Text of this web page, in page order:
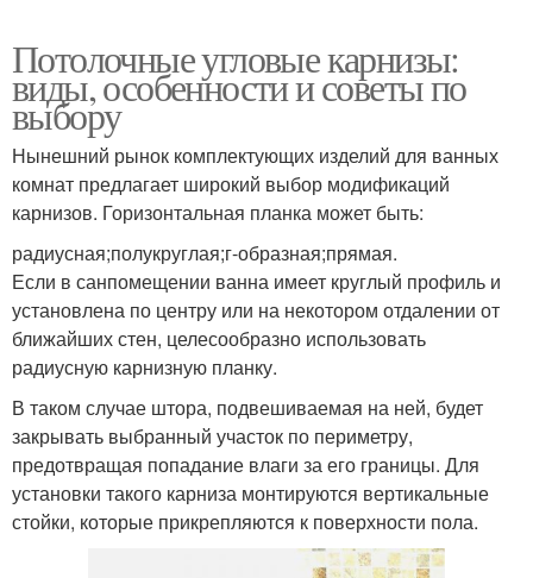
Потолочные угловые карнизы:
виды, особенности и советы по
выбору
Нынешний рынок комплектующих изделий для ванных
комнат предлагает широкий выбор модификаций
карнизов. Горизонтальная планка может быть:
радиусная;полукруглая;г-образная;прямая.
Если в санпомещении ванна имеет круглый профиль и
установлена по центру или на некотором отдалении от
ближайших стен, целесообразно использовать
радиусную карнизную планку.
В таком случае штора, подвешиваемая на ней, будет
закрывать выбранный участок по периметру,
предотвращая попадание влаги за его границы. Для
установки такого карниза монтируются вертикальные
стойки, которые прикрепляются к поверхности пола.